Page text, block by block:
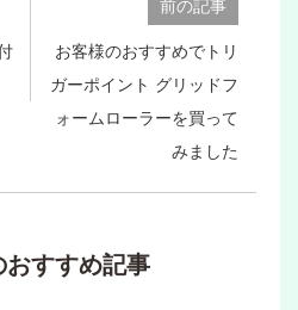
前の記事
お客様のおすすめでトリ
ガーポイント グリッドフ
ォームローラーを買って
みました
おすすめ記事